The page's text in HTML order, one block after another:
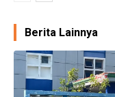
Berita Lainnya